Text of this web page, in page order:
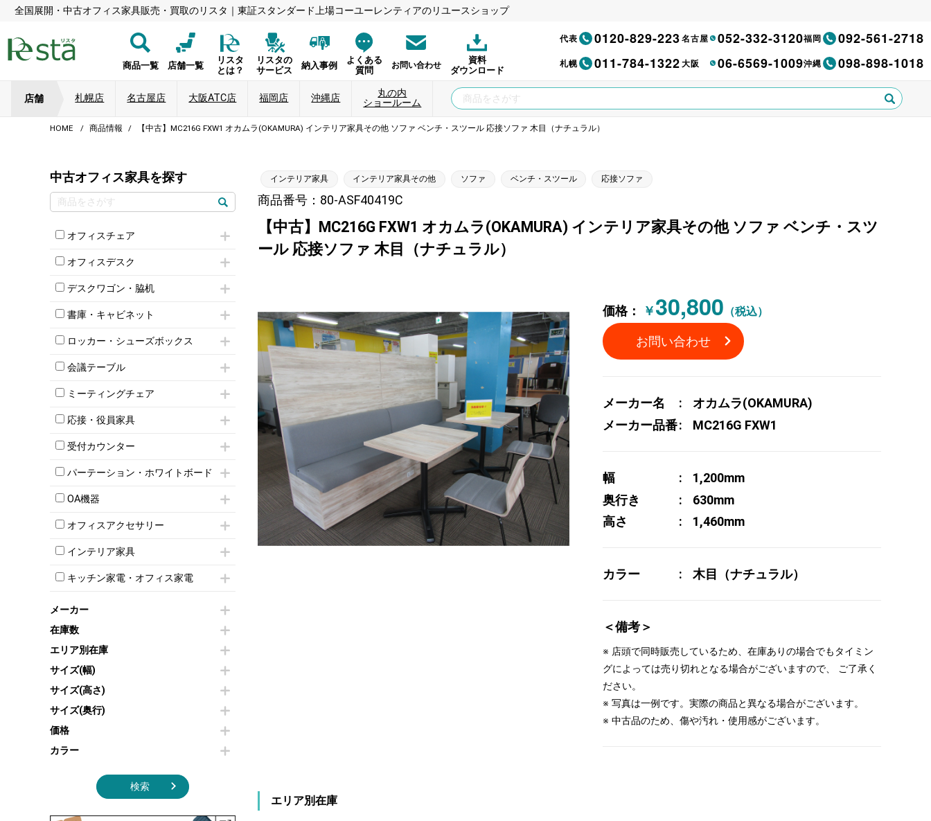
全国展開・中古オフィス家具販売・買取のリスタ｜東証スタンダード上場コーユーレンティアのリユースショップ
商品一覧 店舗一覧
リスタ
とは？
リスタの
サービス
納入事例
よくある
質問
お問い合わせ
資料
ダウンロード
代表 0120-829-223名古屋 052-332-3120福岡 092-561-2718
札幌 011-784-1322大阪 06-6569-1009沖縄 098-898-1018
店舗 札幌店 名古屋店 大阪ATC店 福岡店 沖縄店
丸の内
ショールーム
HOME 商品情報 【中古】MC216G FXW1 オカムラ(OKAMURA) インテリア家具その他 ソファ ベンチ・スツール 応接ソファ 木目（ナチュラル）
中古オフィス家具を探す
オフィスチェア
肘付きチェア
肘無しチェア
役員チェア
オフィスチェアその他
オフィスデスク
片袖机
フリーアドレスデスク（ベンチデスク）
昇降デスク
両袖机
デスクワゴン・脇机
インワゴン2段
インワゴン3段
脇机
書庫・キャビネット
ハイキャビネット
ローキャビネット
両開きキャビネット
上下連結キャビネット
軽量ラック（スチールラック）
収納家具その他
オープン書庫
両開書庫
引き違い書庫
ロッカー・シューズボックス
1人用ロッカー
2人用ロッカー
3人用ロッカー
5人用ロッカー
8人用ロッカー
多人数ロッカー
シリンダー錠ロッカー
ダイヤル錠ロッカー
ボタン錠ロッカー
シューズロッカー・下駄箱
ロッカーその他
会議テーブル
ミーティングテーブル
スタッキングテーブル
ネスティングテーブル
カウンターテーブル
T字脚テーブル
会議テーブルW1200～
会議テーブルW1800～
折りたたみ会議テーブル
ハイテーブル
ミーティングチェア
キャスター付きミーティングチェア
スタッキングミーティングチェア
テーブル付きミーティングチェア
折りたたみミーティングチェア
ハイチェア
ミーティングチェアその他
応接・役員家具
応接セット
応接ソファ
応接チェア
応接・役員家具その他
受付カウンター
ハイカウンター
ローカウンター
ラウンジカウンター
パーテーション・ホワイトボード
パーテーション
自立タイプパーテーション
パーテーションその他
壁掛けホワイトボード
ホワイトボードその他
OA機器
iPad
電話機（ビジネスフォン）
シュレッダー
スクリーン
プリンター・コピー機
オフィスアクセサリー
チェア用台車
演台・講演台・演説台
防音パネル
コートハンガー・ポールハンガー
傘立て
食器棚・キッチンキャビネット
オフィスアクセサリーその他
インテリア家具
モールドチェア
ダイニングチェア
カウンターテーブル
センターテーブル・サイドテーブル
カフェテーブル
ソファ
シェルフ
ダストボックス（ゴミ箱）
インテリア家具その他
キッチン家電・オフィス家電
冷蔵庫・洗濯機
空気清浄機・加湿器
電子レンジ
液晶テレビ・モニター類
エアコン
照明機器
季節家電
その他キッチン家電・オフィス家電
メーカー
在庫数
エリア別在庫
サイズ(幅)
サイズ(高さ)
サイズ(奥行)
価格
カラー
検索
インテリア家具 インテリア家具その他 ソファ ベンチ・スツール 応接ソファ
商品番号：80-ASF40419C
【中古】MC216G FXW1 オカムラ(OKAMURA) インテリア家具その他 ソファ ベンチ・スツ
ール 応接ソファ 木目（ナチュラル）
価格： ￥30,800 （税込）
お問い合わせ
メーカー名
オカムラ(OKAMURA)
メーカー品番
MC216G FXW1
幅
1,200mm
奥行き
630mm
高さ
1,460mm
カラー 木目（ナチュラル）
＜備考＞
※ 店頭で同時販売しているため、在庫ありの場合でもタイミン
グによっては売り切れとなる場合がございますので、 ご了承く
ださい。
※ 写真は一例です。実際の商品と異なる場合がございます。
※ 中古品のため、傷や汚れ・使用感がございます。
エリア別在庫